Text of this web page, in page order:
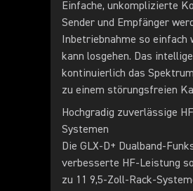
Einfache, unkomplizierte
Sender und Empfänger
Inbetriebnahme so einfach
kann losgehen. Das
kontinuierlich das
zu einem störungsfreien
Hochgradig zuverlässige
Systemen
Die GLX-D+ Dualband-
verbesserte HF-Leistung
zu 11 9,5-Zoll-Rack-